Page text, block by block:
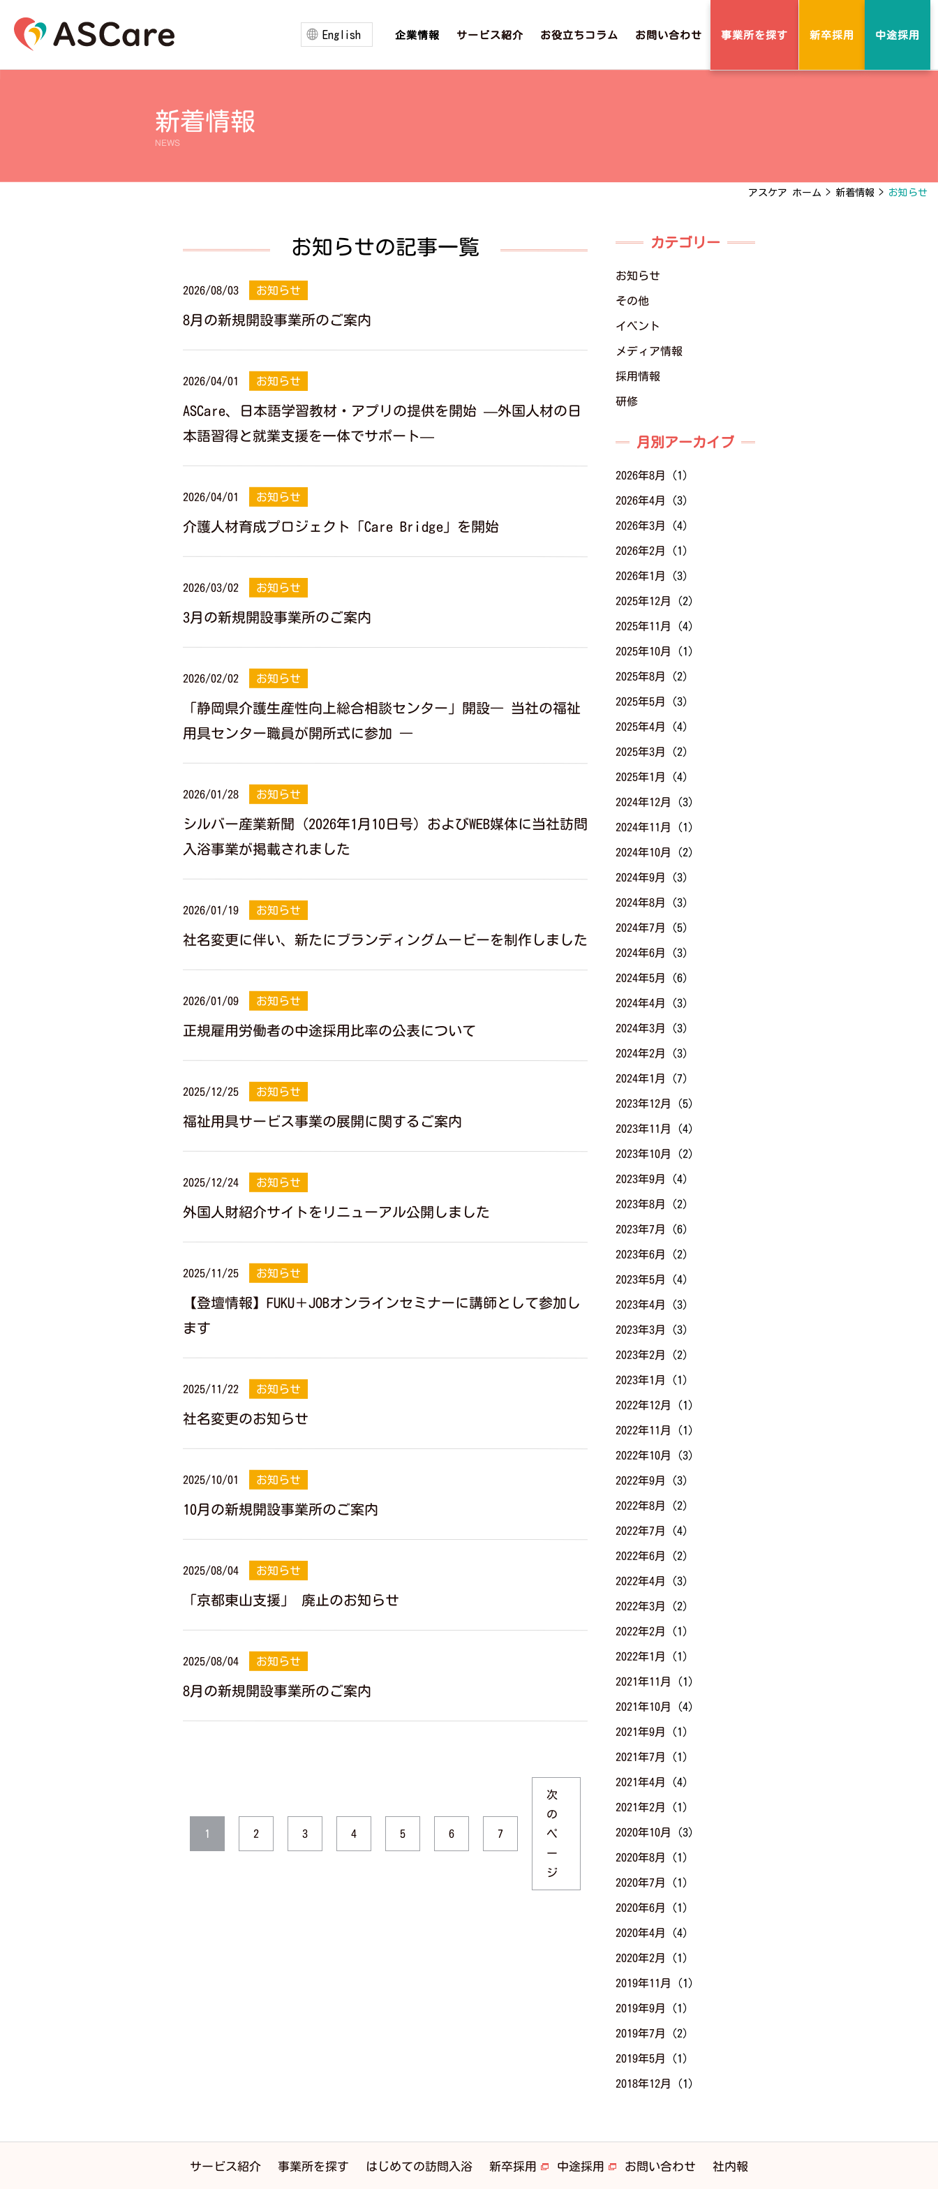
English 企業情報 サービス紹介 お役立ちコラム お問い合わせ 事業所を探す 新卒採用 中途採用
新着情報
NEWS
アスケア ホーム > 新着情報 > お知らせ
お知らせの記事一覧
2026/08/03 お知らせ
8月の新規開設事業所のご案内
2026/04/01 お知らせ
ASCare、日本語学習教材・アプリの提供を開始 —外国人材の日
本語習得と就業支援を一体でサポート—
2026/04/01 お知らせ
介護人材育成プロジェクト「Care Bridge」を開始
2026/03/02 お知らせ
3月の新規開設事業所のご案内
2026/02/02 お知らせ
「静岡県介護生産性向上総合相談センター」開設― 当社の福祉
用具センター職員が開所式に参加 ―
2026/01/28 お知らせ
シルバー産業新聞（2026年1月10日号）およびWEB媒体に当社訪問
入浴事業が掲載されました
2026/01/19 お知らせ
社名変更に伴い、新たにブランディングムービーを制作しました
2026/01/09 お知らせ
正規雇用労働者の中途採用比率の公表について
2025/12/25 お知らせ
福祉用具サービス事業の展開に関するご案内
2025/12/24 お知らせ
外国人財紹介サイトをリニューアル公開しました
2025/11/25 お知らせ
【登壇情報】FUKU＋JOBオンラインセミナーに講師として参加し
ます
2025/11/22 お知らせ
社名変更のお知らせ
2025/10/01 お知らせ
10月の新規開設事業所のご案内
2025/08/04 お知らせ
「京都東山支援」 廃止のお知らせ
2025/08/04 お知らせ
8月の新規開設事業所のご案内
1 2 3 4 5 6 7
次
の
ペ
ー
ジ
カテゴリー
お知らせ
その他
イベント
メディア情報
採用情報
研修
月別アーカイブ
2026年8月 (1)
2026年4月 (3)
2026年3月 (4)
2026年2月 (1)
2026年1月 (3)
2025年12月 (2)
2025年11月 (4)
2025年10月 (1)
2025年8月 (2)
2025年5月 (3)
2025年4月 (4)
2025年3月 (2)
2025年1月 (4)
2024年12月 (3)
2024年11月 (1)
2024年10月 (2)
2024年9月 (3)
2024年8月 (3)
2024年7月 (5)
2024年6月 (3)
2024年5月 (6)
2024年4月 (3)
2024年3月 (3)
2024年2月 (3)
2024年1月 (7)
2023年12月 (5)
2023年11月 (4)
2023年10月 (2)
2023年9月 (4)
2023年8月 (2)
2023年7月 (6)
2023年6月 (2)
2023年5月 (4)
2023年4月 (3)
2023年3月 (3)
2023年2月 (2)
2023年1月 (1)
2022年12月 (1)
2022年11月 (1)
2022年10月 (3)
2022年9月 (3)
2022年8月 (2)
2022年7月 (4)
2022年6月 (2)
2022年4月 (3)
2022年3月 (2)
2022年2月 (1)
2022年1月 (1)
2021年11月 (1)
2021年10月 (4)
2021年9月 (1)
2021年7月 (1)
2021年4月 (4)
2021年2月 (1)
2020年10月 (3)
2020年8月 (1)
2020年7月 (1)
2020年6月 (1)
2020年4月 (4)
2020年2月 (1)
2019年11月 (1)
2019年9月 (1)
2019年7月 (2)
2019年5月 (1)
2018年12月 (1)
サービス紹介 事業所を探す はじめての訪問入浴 新卒採用 中途採用 お問い合わせ 社内報